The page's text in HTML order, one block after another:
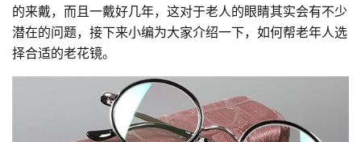
的来戴，而且一戴好几年，这对于老人的眼睛其实会有不少
潜在的问题，接下来小编为大家介绍一下，如何帮老年人选
择合适的老花镜。